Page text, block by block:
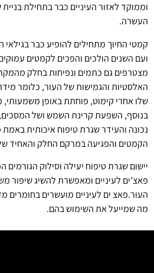
וממוקד לאזור העיניים כבר בתחילת
העשרה.
קמטי החיוך מתחילים להופיע כבר
ועם השנים הולכים והפכים לקמטים
מצטרפים גם כתמים ונפיחות בחלק
האלסטיות והגמישות של העור, כלומר
שלו אחרי קימוט, פוחתת באופן
בנוסף, השפעת קרינת השמש ושל המסכים,
נכונה והעידר שגרת טיפוח איכותית
הקמטים והפגיעה במרקם החלק והאחיד
יישום שגרת טיפוח יעילה וסילוק
פאצ’ים לעיניים ומאפשרת להשיג שיפור
העור.פאצ ים לעיניים מועשרים בחומרים
מה שמייעל את השימוש בהם.